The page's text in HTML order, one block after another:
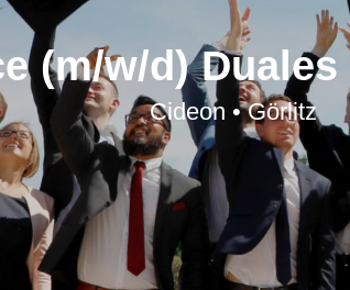
(m/w/d)
Cideon • Görlitz